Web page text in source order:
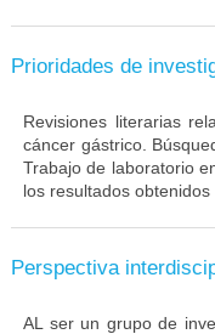
Prioridades de
Revisiones literarias
cáncer gástrico.
Trabajo de laboratorio
los resultados
Perspectiva
AL ser un grupo de